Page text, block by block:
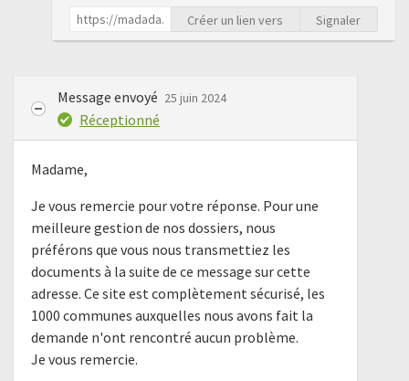
Créer un lien vers Signaler
Message envoyé 25 juin 2024
Réceptionné
Madame,
Je vous remercie pour votre réponse. Pour une
meilleure gestion de nos dossiers, nous
préférons que vous nous transmettiez les
documents à la suite de ce message sur cette
adresse. Ce site est complètement sécurisé, les
1000 communes auxquelles nous avons fait la
demande n'ont rencontré aucun problème.
Je vous remercie.